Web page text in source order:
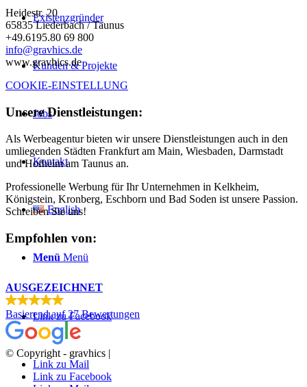
Existenzgründer
Kunden & Projekte
Jobs
Kontakt
English
Menü Menü
Link zu Facebook
Link zu Mail
Heidestr. 20
65835 Liederbach / Taunus
+49.6195.80 69 800
info@gravhics.de
www.gravhics.de
COOKIE-EINSTELLUNG
Unsere Dienstleistungen:
Als Werbeagentur bieten wir unsere Dienstleistungen auch in den
umliegenden Städten Frankfurt am Main, Wiesbaden, Darmstadt
und Hofheim am Taunus an.
Professionelle Werbung für Ihr Unternehmen in Kelkheim,
Königstein, Kronberg, Eschborn und Bad Soden ist unsere Passion.
Schreiben Sie uns!
Empfohlen von:
AUSGEZEICHNET
Basierend auf 27 Bewertungen
© Copyright - gravhics |
Link zu Facebook